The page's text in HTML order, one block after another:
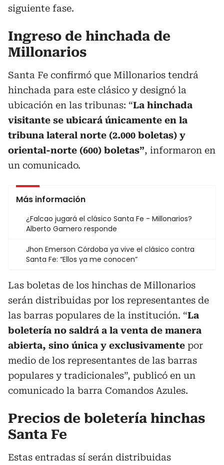
siguiente fase.
Ingreso de hinchada de
Millonarios
Santa Fe confirmó que Millonarios tendrá
hinchada para este clásico y designó la
ubicación en las tribunas: “La hinchada
visitante se ubicará únicamente en la
tribuna lateral norte (2.000 boletas) y
oriental-norte (600) boletas”, informaron en
un comunicado.
Más información
¿Falcao jugará el clásico Santa Fe - Millonarios?
Alberto Gamero responde
Jhon Emerson Córdoba ya vive el clásico contra
Santa Fe: “Ellos ya me conocen”
Las boletas de los hinchas de Millonarios
serán distribuidas por los representantes de
las barras populares de la institución. “La
boletería no saldrá a la venta de manera
abierta, sino única y exclusivamente por
medio de los representantes de las barras
populares y tradicionales”, publicó en un
comunicado la barra Comandos Azules.
Precios de boletería hinchas
Santa Fe
Estas entradas sí serán distribuidas